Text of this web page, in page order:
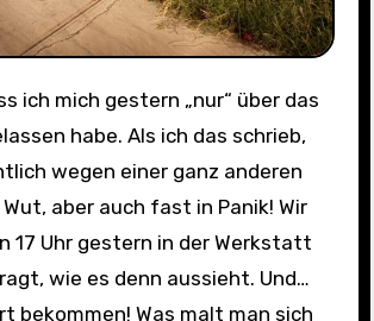
habe. Als ich das schrieb,
wegen einer ganz anderen
aber auch fast in Panik! Wir
17 Uhr gestern in der Werkstatt
wie es denn aussieht. Und…
bekommen! Was malt man sich